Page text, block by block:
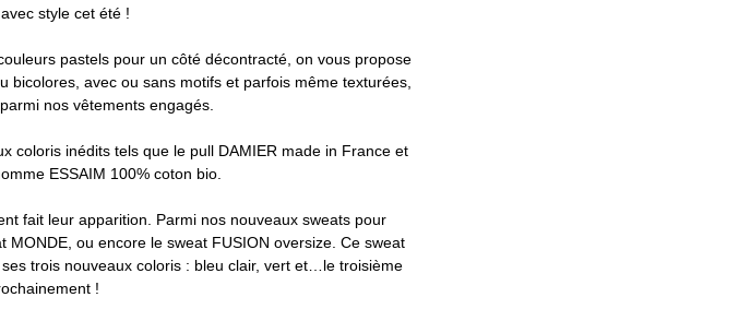
style cet été !
pastels pour un côté décontracté, on vous propose
bicolores, avec ou sans motifs et parfois même texturées,
nos vêtements engagés.
coloris inédits tels que le pull DAMIER made in France et
ESSAIM 100% coton bio.
fait leur apparition. Parmi nos nouveaux sweats pour
ou encore le sweat FUSION oversize. Ce sweat
trois nouveaux coloris : bleu clair, vert et…le troisième
!